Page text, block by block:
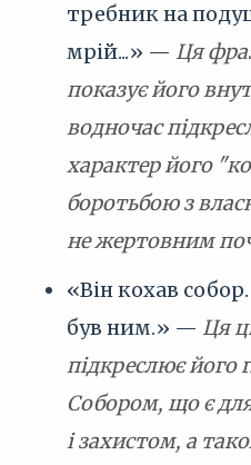
требник на
мрій...» — Ця
показує його
водночас
характер його
боротьбою з
не жертовним
«Він кохав
був ним.» — Ця
підкреслює його
Собором, що є
і захистом, а